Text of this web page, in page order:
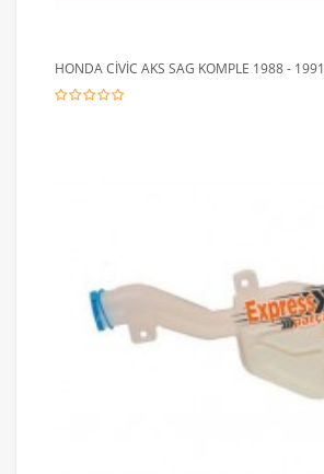
HONDA CİVİC AKS SAG KOMPLE 1988 - 1991